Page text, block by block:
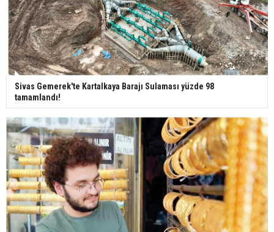
Bilim kurgu gerçekleşiyor... Dondurulmuş
insanları hayata döndürecek keşif
Ünlü türkücü Mahmut Tuncer estetik operasyon
geçirdi: Son hali gündem oldu
Yerli turist 229,7 milyar lira seyahat harcaması
yaptı
Gazze'deki Sağlık Bakanlığı duyurdu: Vahşetin
pençesinde 2 salgın vaka tespit edildi
Sivas Gemerek'te Kartalkaya Barajı Sulaması yüzde 98
tamamlandı!